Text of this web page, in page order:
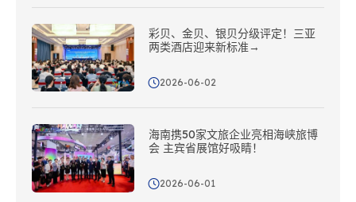
彩贝、金贝、银贝分级评定！三亚
两类酒店迎来新标准→
2026-06-02
海南携50家文旅企业亮相海峡旅博
会 主宾省展馆好吸睛！
2026-06-01